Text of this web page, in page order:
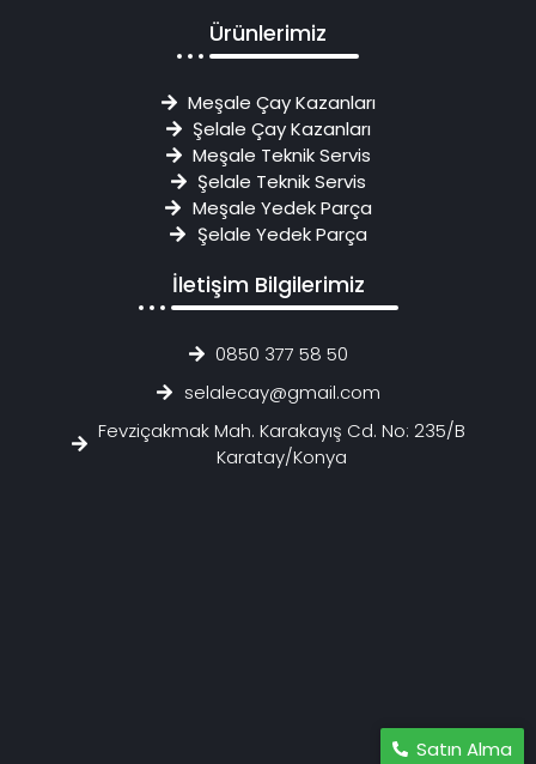
Ürünlerimiz
Meşale Çay Kazanları
Şelale Çay Kazanları
Meşale Teknik Servis
Şelale Teknik Servis
Meşale Yedek Parça
Şelale Yedek Parça
İletişim Bilgilerimiz
0850 377 58 50
selalecay@gmail.com
Fevziçakmak Mah. Karakayış Cd. No: 235/B
Karatay/Konya
Satın Alma